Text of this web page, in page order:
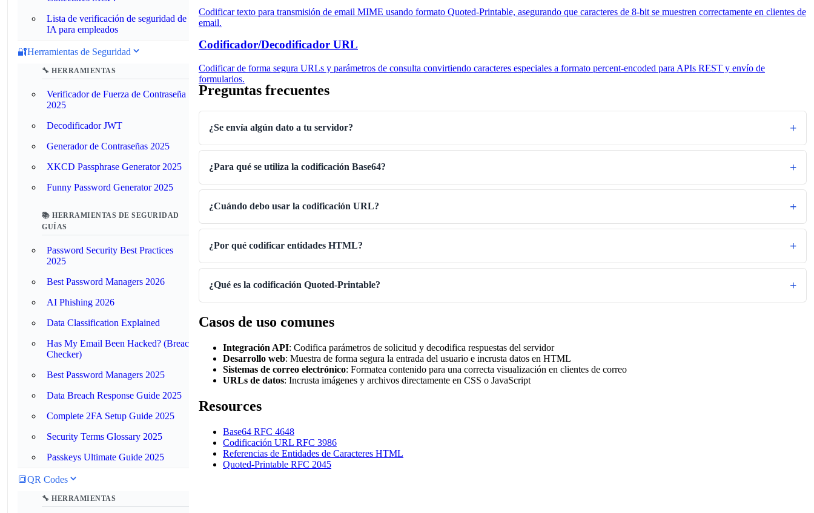
Lista de verificación de seguridad de
IA para empleados
🔐Herramientas de Seguridad
🔧 HERRAMIENTAS
Verificador de Fuerza de Contraseña
2025
Decodificador JWT
Generador de Contraseñas 2025
XKCD Passphrase Generator 2025
Funny Password Generator 2025
📚 HERRAMIENTAS DE SEGURIDAD
GUÍAS
Password Security Best Practices
2025
Best Password Managers 2026
AI Phishing 2026
Data Classification Explained
Has My Email Been Hacked? (Breach
Checker)
Best Password Managers 2025
Data Breach Response Guide 2025
Complete 2FA Setup Guide 2025
Security Terms Glossary 2025
Passkeys Ultimate Guide 2025
🔳QR Codes
🔧 HERRAMIENTAS
Codificar texto para transmisión de email MIME usando formato Quoted-Printable, asegurando que caracteres de 8-bit se muestren correctamente en clientes de
email.
Codificador/Decodificador URL
Codificar de forma segura URLs y parámetros de consulta convirtiendo caracteres especiales a formato percent-encoded para APIs REST y envío de
formularios.
Preguntas frecuentes
¿Se envía algún dato a tu servidor?
¿Para qué se utiliza la codificación Base64?
¿Cuándo debo usar la codificación URL?
¿Por qué codificar entidades HTML?
¿Qué es la codificación Quoted-Printable?
Casos de uso comunes
Integración API: Codifica parámetros de solicitud y decodifica respuestas del servidor
Desarrollo web: Muestra de forma segura la entrada del usuario e incrusta datos en HTML
Sistemas de correo electrónico: Formatea contenido para una correcta visualización en clientes de correo
URLs de datos: Incrusta imágenes y archivos directamente en CSS o JavaScript
Resources
Base64 RFC 4648
Codificación URL RFC 3986
Referencias de Entidades de Caracteres HTML
Quoted-Printable RFC 2045